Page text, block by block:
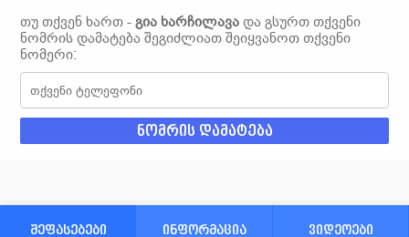
თუ თქვენ ხართ -გია ხარჩილავადა გსურთ თქვენი
ნომრის დამატება შეგიძლიათ შეიყვანოთ თქვენი
ნომერი:
შეფასებები ინფორმაცია ვიდეოები